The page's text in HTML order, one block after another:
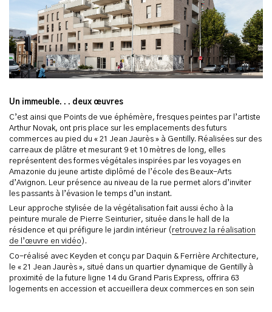
Un immeuble. . . deux œuvres
C’est ainsi que Points de vue éphémère, fresques peintes par l’artiste
Arthur Novak, ont pris place sur les emplacements des futurs
commerces au pied du « 21 Jean Jaurès » à Gentilly. Réalisées sur des
carreaux de plâtre et mesurant 9 et 10 mètres de long, elles
représentent des formes végétales inspirées par les voyages en
Amazonie du jeune artiste diplômé de l’école des Beaux-Arts
d’Avignon. Leur présence au niveau de la rue permet alors d’inviter
les passants à l’évasion le temps d’un instant.
Leur approche stylisée de la végétalisation fait aussi écho à la
peinture murale de Pierre Seinturier, située dans le hall de la
résidence et qui préfigure le jardin intérieur ( retrouvez la réalisation
de l’œuvre en vidéo ).
Co-réalisé avec Keyden et conçu par Daquin & Ferrière Architecture,
le « 21 Jean Jaurès », situé dans un quartier dynamique de Gentilly à
proximité de la future ligne 14 du Grand Paris Express, offrira 63
logements en accession et accueillera deux commerces en son sein